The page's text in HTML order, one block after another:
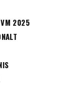
VM 2025